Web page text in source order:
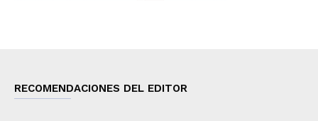
RECOMENDACIONES DEL EDITOR